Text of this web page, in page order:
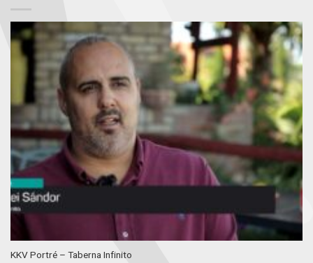
KKV Portré – Taberna Infinito